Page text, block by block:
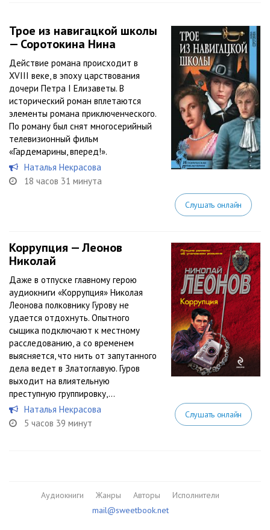
Трое из навигацкой школы
— Соротокина Нина
Действие романа происходит в
XVIII веке, в эпоху царствования
дочери Петра I Елизаветы. В
исторический роман вплетаются
элементы романа приключенческого.
По роману был снят многосерийный
телевизионный фильм
«Гардемарины, вперед!».
Наталья Некрасова
18 часов 31 минута
Слушать онлайн
Коррупция — Леонов
Николай
Даже в отпуске главному герою
аудиокниги «Коррупция» Николая
Леонова полковнику Гурову не
удается отдохнуть. Опытного
сыщика подключают к местному
расследованию, а со временем
выясняется, что нить от запутанного
дела ведет в Златоглавую. Гуров
выходит на влиятельную
преступную группировку,...
Наталья Некрасова
5 часов 39 минут
Слушать онлайн
Аудиокниги Жанры Авторы
Исполнители
mail@sweetbook.net